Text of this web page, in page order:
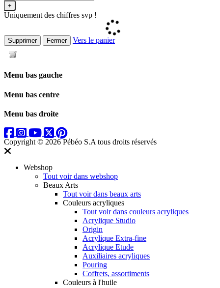
+
Uniquement des chiffres svp !
Supprimer Fermer Vers le panier
Menu bas gauche
Menu bas centre
Menu bas droite
Copyright © 2026 Pébéo S.A tous droits réservés
Webshop
Tout voir dans webshop
Beaux Arts
Tout voir dans beaux arts
Couleurs acryliques
Tout voir dans couleurs acryliques
Acrylique Studio
Origin
Acrylique Extra-fine
Acrylique Etude
Auxiliaires acryliques
Pouring
Coffrets, assortiments
Couleurs à l'huile